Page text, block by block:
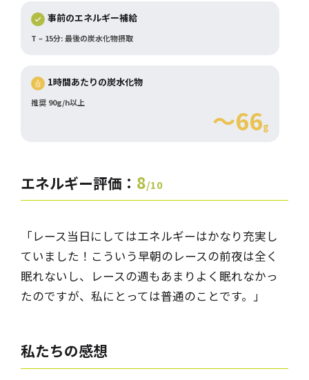
事前のエネルギー補給
T – 15分: 最後の炭水化物摂取
1時間あたりの炭水化物
推奨 90g/h以上
～66g
エネルギー評価： 8/10
「レース当日にしてはエネルギーはかなり充実し
ていました！こういう早朝のレースの前夜は全く
眠れないし、レースの週もあまりよく眠れなかっ
たのですが、私にとっては普通のことです。」
私たちの感想